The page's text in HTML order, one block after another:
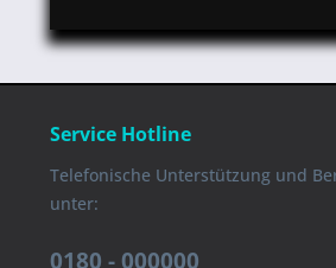
Service Hotline
Telefonische Unterstützung und
unter:
0180 - 000000